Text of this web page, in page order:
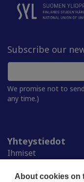
About cookies on
Subscribe our
We promise not to
any time.)
Yhteystiedot
Ihmiset
Ylioppilaskunnat